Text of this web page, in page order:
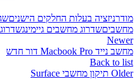
מודרניזציה בעלות החלקים הישנים
מחשביםשדרוג מחשבים גיימינג
Newer
מחשב נייד Macbook Pro דור חדש
Back to list
Older תיקון מחשבי Surface